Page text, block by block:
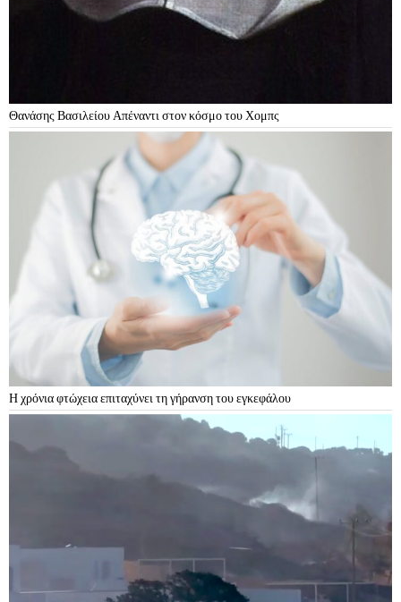
Θανάσης Βασιλείου Απέναντι στον κόσμο του Χομπς
Η χρόνια φτώχεια επιταχύνει τη γήρανση του εγκεφάλου